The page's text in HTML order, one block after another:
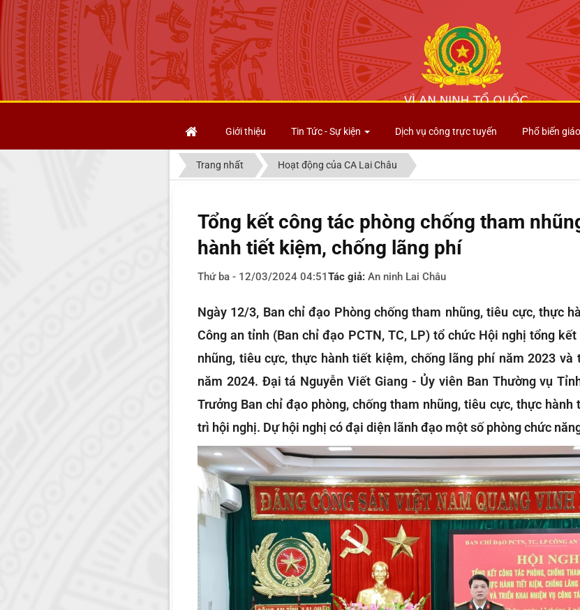
Giới thiệu
Tin Tức - Sự kiện Dịch vụ công trực tuyến Phổ biến
Trang nhất Hoạt động của CA Lai Châu
Tổng kết công tác phòng chống tham
hành tiết kiệm, chống lãng phí
Thứ ba - 12/03/2024 04:51Tác giả: An ninh Lai Châu
Ngày 12/3, Ban chỉ đạo Phòng chống tham nhũng, tiêu cực, thực
Công an tỉnh (Ban chỉ đạo PCTN, TC, LP) tổ chức Hội nghị tổng
nhũng, tiêu cực, thực hành tiết kiệm, chống lãng phí năm 2023
năm 2024. Đại tá Nguyễn Viết Giang - Ủy viên Ban Thường vụ
Trưởng Ban chỉ đạo phòng, chống tham nhũng, tiêu cực, thực
trì hội nghị. Dự hội nghị có đại diện lãnh đạo một số phòng chức